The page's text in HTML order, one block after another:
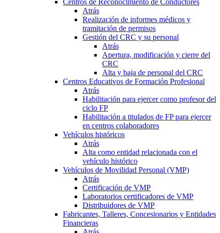
Centros de Reconocimiento de Conductores
Atrás
Realización de informes médicos y
tramitación de permisos
Gestión del CRC y su personal
Atrás
Apertura, modificación y cierre del
CRC
Alta y baja de personal del CRC
Centros Educativos de Formación Profesional
Atrás
Habilitación para ejercer como profesor del
ciclo FP
Habilitación a titulados de FP para ejercer
en centros colaboradores
Vehículos históricos
Atrás
Alta como entidad relacionada con el
vehículo histórico
Vehículos de Movilidad Personal (VMP)
Atrás
Certificación de VMP
Laboratorios certificadores de VMP
Distribuidores de VMP
Fabricantes, Talleres, Concesionarios y Entidades
Financieras